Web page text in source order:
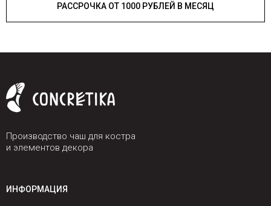
РАССРОЧКА ОТ 1000 РУБЛЕЙ В МЕСЯЦ
Производство чаш для костра
и элементов декора
ИНФОРМАЦИЯ